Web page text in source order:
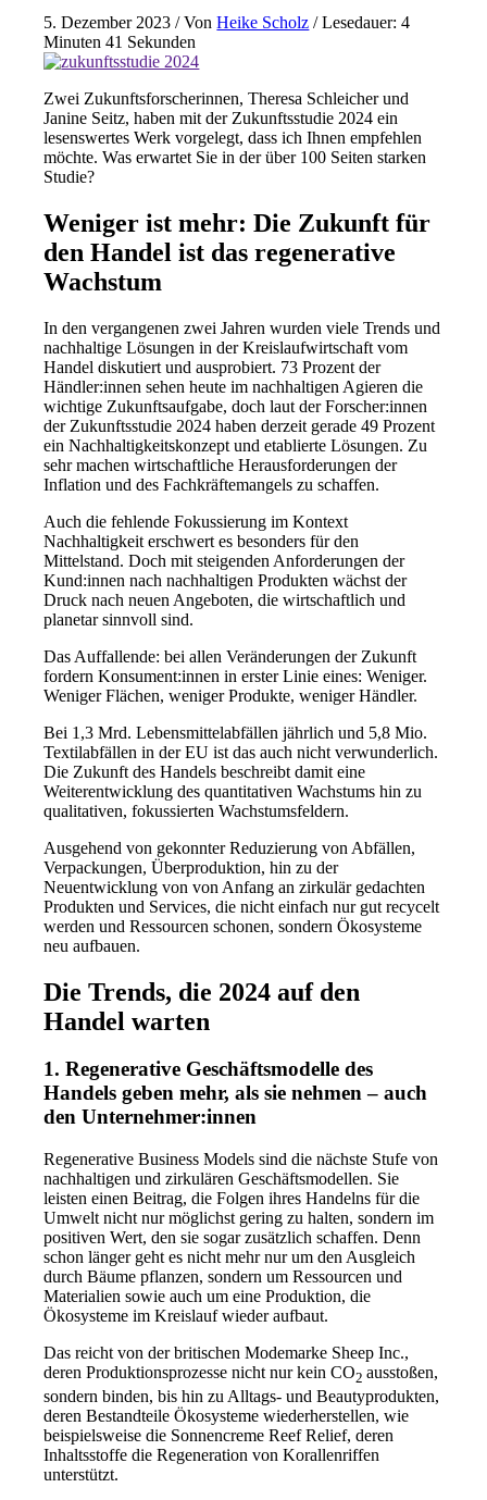
5. Dezember 2023 / VonHeike Scholz / Lesedauer: 4
Minuten 41 Sekunden
Zwei Zukunftsforscherinnen, Theresa Schleicher und
Janine Seitz, haben mit der Zukunftsstudie 2024 ein
lesenswertes Werk vorgelegt, dass ich Ihnen empfehlen
möchte. Was erwartet Sie in der über 100 Seiten starken
Studie?
Weniger ist mehr: Die Zukunft für
den Handel ist das regenerative
Wachstum
In den vergangenen zwei Jahren wurden viele Trends und
nachhaltige Lösungen in der Kreislaufwirtschaft vom
Handel diskutiert und ausprobiert. 73 Prozent der
Händler:innen sehen heute im nachhaltigen Agieren die
wichtige Zukunftsaufgabe, doch laut der Forscher:innen
der Zukunftsstudie 2024 haben derzeit gerade 49 Prozent
ein Nachhaltigkeitskonzept und etablierte Lösungen. Zu
sehr machen wirtschaftliche Herausforderungen der
Inflation und des Fachkräftemangels zu schaffen.
Auch die fehlende Fokussierung im Kontext
Nachhaltigkeit erschwert es besonders für den
Mittelstand. Doch mit steigenden Anforderungen der
Kund:innen nach nachhaltigen Produkten wächst der
Druck nach neuen Angeboten, die wirtschaftlich und
planetar sinnvoll sind.
Das Auffallende: bei allen Veränderungen der Zukunft
fordern Konsument:innen in erster Linie eines: Weniger.
Weniger Flächen, weniger Produkte, weniger Händler.
Bei 1,3 Mrd. Lebensmittelabfällen jährlich und 5,8 Mio.
Textilabfällen in der EU ist das auch nicht verwunderlich.
Die Zukunft des Handels beschreibt damit eine
Weiterentwicklung des quantitativen Wachstums hin zu
qualitativen, fokussierten Wachstumsfeldern.
Ausgehend von gekonnter Reduzierung von Abfällen,
Verpackungen, Überproduktion, hin zu der
Neuentwicklung von von Anfang an zirkulär gedachten
Produkten und Services, die nicht einfach nur gut recycelt
werden und Ressourcen schonen, sondern Ökosysteme
neu aufbauen.
Die Trends, die 2024 auf den
Handel warten
1. Regenerative Geschäftsmodelle des
Handels geben mehr, als sie nehmen – auch
den Unternehmer:innen
Regenerative Business Models sind die nächste Stufe von
nachhaltigen und zirkulären Geschäftsmodellen. Sie
leisten einen Beitrag, die Folgen ihres Handelns für die
Umwelt nicht nur möglichst gering zu halten, sondern im
positiven Wert, den sie sogar zusätzlich schaffen. Denn
schon länger geht es nicht mehr nur um den Ausgleich
durch Bäume pflanzen, sondern um Ressourcen und
Materialien sowie auch um eine Produktion, die
Ökosysteme im Kreislauf wieder aufbaut.
Das reicht von der britischen Modemarke Sheep Inc.,
deren Produktionsprozesse nicht nur kein CO2ausstoßen,
sondern binden, bis hin zu Alltags- und Beautyprodukten,
deren Bestandteile Ökosysteme wiederherstellen, wie
beispielsweise die Sonnencreme Reef Relief, deren
Inhaltsstoffe die Regeneration von Korallenriffen
unterstützt.